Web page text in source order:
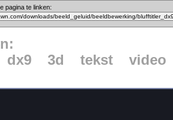
pagina te linken:
dx9 3d tekst video